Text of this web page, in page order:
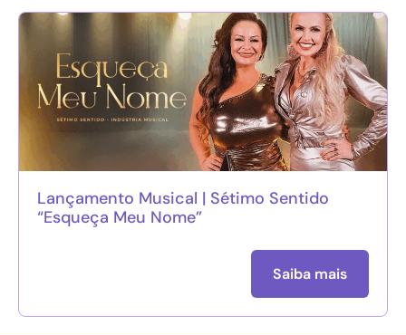
Lançamento Musical | Sétimo Sentido
“Esqueça Meu Nome”
Saiba mais